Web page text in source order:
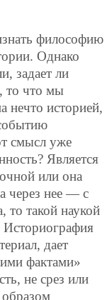
философию
Однако
задает ли
, то что мы
нечто историей,
смысл уже
Является
или она
через нее — с
то такой наукой
Историография
дает
фактами»
не срез или